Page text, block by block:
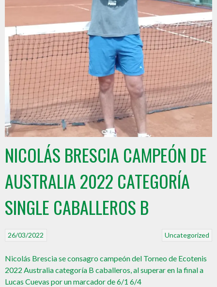
NICOLÁS BRESCIA CAMPEÓN DE
AUSTRALIA 2022 CATEGORÍA
SINGLE CABALLEROS B
Uncategorized
26/03/2022
Nicolás Brescia se consagro campeón del Torneo de Ecotenis
2022 Australia categoría B caballeros, al superar en la final a
Lucas Cuevas por un marcador de 6/1 6/4